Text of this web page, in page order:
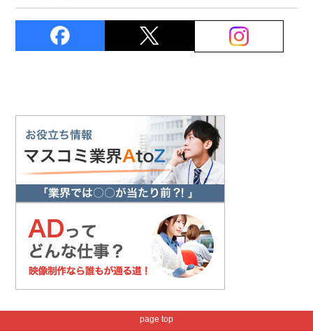
page top